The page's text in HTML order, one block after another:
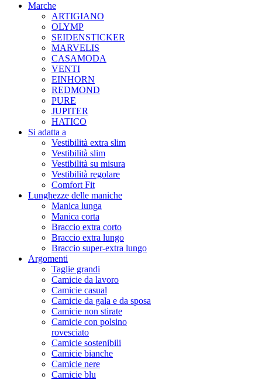
Marche
ARTIGIANO
OLYMP
SEIDENSTICKER
MARVELIS
CASAMODA
VENTI
EINHORN
REDMOND
PURE
JUPITER
HATICO
Si adatta a
Vestibilità extra slim
Vestibilità slim
Vestibilità su misura
Vestibilità regolare
Comfort Fit
Lunghezze delle maniche
Manica lunga
Manica corta
Braccio extra corto
Braccio extra lungo
Braccio super-extra lungo
Argomenti
Taglie grandi
Camicie da lavoro
Camicie casual
Camicie da gala e da sposa
Camicie non stirate
Camicie con polsino
rovesciato
Camicie sostenibili
Camicie bianche
Camicie nere
Camicie blu